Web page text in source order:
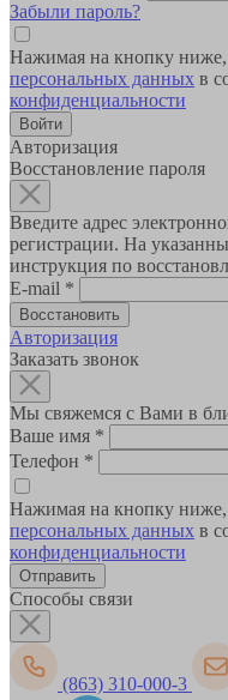
Забыли пароль?
Нажимая на кнопку
персональных данных в
конфиденциальности
Авторизация
Восстановление пароля
Введите адрес
регистрации. На
инструкция по
E-mail *
Авторизация
Заказать звонок
Мы свяжемся с Вами в
Ваше имя *
Телефон *
Нажимая на кнопку
персональных данных в
конфиденциальности
Способы связи
(863) 310-000-3